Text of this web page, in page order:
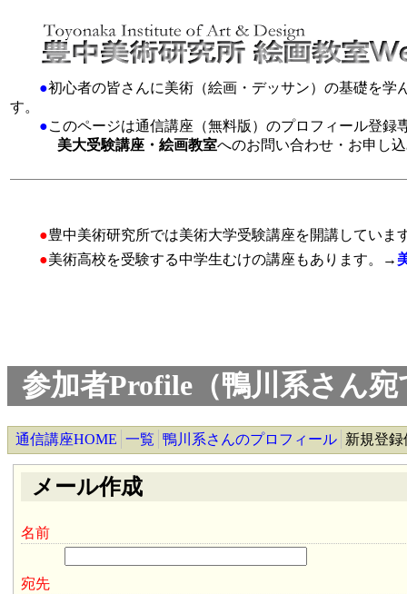
●初心者の皆さんに美術（絵画・デッサン）の基礎を
す。
●このページは通信講座（無料版）のプロフィール登録
美大受験講座・絵画教室へのお問い合わせ・お申し
●豊中美術研究所では美術大学受験講座を開講していま
●美術高校を受験する中学生むけの講座もあります。→
参加者Profile（鴨川系さん
通信講座HOME 一覧 鴨川系さんのプロフィール 新規登
メール作成
名前
宛先